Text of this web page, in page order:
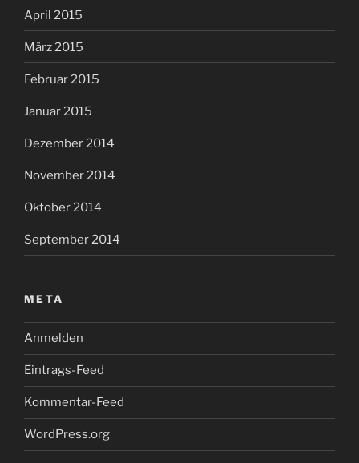
April 2015
März 2015
Februar 2015
Januar 2015
Dezember 2014
November 2014
Oktober 2014
September 2014
META
Anmelden
Eintrags-Feed
Kommentar-Feed
WordPress.org